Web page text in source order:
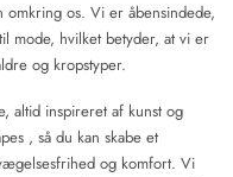
os. Vi er åbensindede,
mode, hvilket betyder, at vi er
og kropstyper.
altid inspireret af kunst og
, så du kan skabe et
og komfort. Vi